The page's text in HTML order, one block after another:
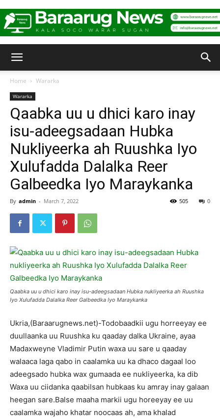
Home Wararka
Wararka
Qaabka uu u dhici karo inay
isu-adeegsadaan Hubka
Nukliyeerka ah Ruushka Iyo
Xulufadda Dalalka Reer
Galbeedka Iyo Maraykanka
By admin - March 7, 2022 0
505
Qaabka uu u dhici karo inay isu-adeegsadaan Hubka nukliyeerka ah Ruushka
Iyo Xulufadda Dalalka Reer Galbeedka Iyo Maraykanka
Ukria,(Baraarugnews.net)-Todobaadkii ugu horreeyay ee
duullaanka uu Ruushka ku qaaday dalka Ukraine, ayaa
Madaxweyne Vladimir Putin waxa uu sare u qaaday
walaaca laga qabo in caalamka uu ka dhaco dagaal loo
adeegsado hubka wax gumaada ee nukliyeerka, ka dib
Waxa uu ciidanka qaabilsan hubkaas ku amray inay galaan
heegan sare.Balse maaha markii ugu horeeyay ee uu
caalamka wajaho khatar noocaas ah, ama khalad